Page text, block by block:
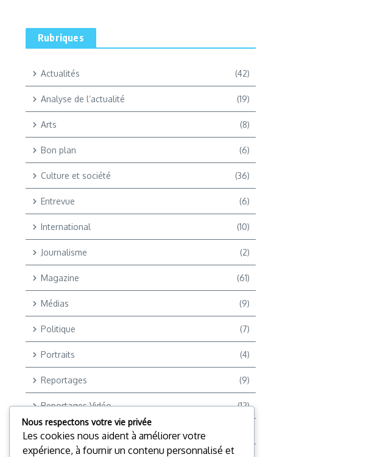
Rubriques
Actualités (42)
Analyse de l’actualité (19)
Arts (8)
Bon plan (6)
Culture et société (36)
Entrevue (6)
International (10)
Journalisme (2)
Magazine (61)
Médias (9)
Politique (7)
Portraits (4)
Reportages (9)
Reportages Vidéo (12)
Reporter +
Nous respectons votre vie privée
Les cookies nous aident à améliorer votre
expérience, à fournir un contenu personnalisé et